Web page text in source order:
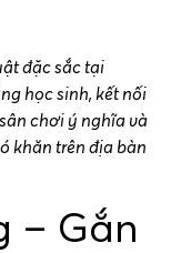
đặc sắc tại
học sinh, kết nối
chơi ý nghĩa và
khăn trên địa bàn
– Gắn